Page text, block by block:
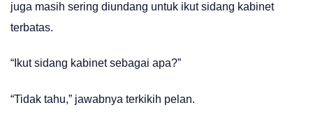
juga masih sering diundang untuk ikut sidang kabinet
terbatas.
“Ikut sidang kabinet sebagai apa?”
“Tidak tahu,” jawabnya terkikih pelan.